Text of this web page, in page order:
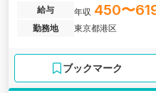
です。給与 年収 450〜
勤務地
東京都港区
ブックマーク